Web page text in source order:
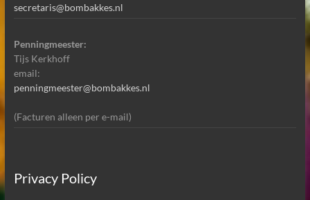
secretaris@bombakkes.nl
Penningmeester:
Tijs Kerkhoff
email:
penningmeester@bombakkes.nl
(Facturen alleen per e-mail)
Privacy Policy